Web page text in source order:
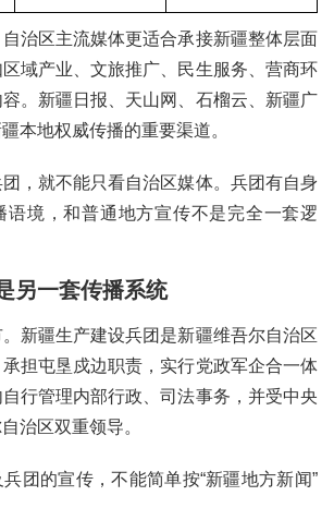
治区主流媒体更适合承接新疆整体层面
域产业、文旅推广、民生服务、营商环
。新疆日报、天山网、石榴云、新疆广
本地权威传播的重要渠道。
，就不能只看自治区媒体。兵团有自身
语境，和普通地方宣传不是完全一套逻
另一套传播系统
新疆生产建设兵团是新疆维吾尔自治区
担屯垦戍边职责，实行党政军企合一体
行管理内部行政、司法事务，并受中央
治区双重领导。
团的宣传，不能简单按“新疆地方新闻”